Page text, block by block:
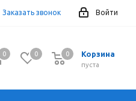
Войти
Заказать звонок
0 0 Корзина
0
пуста
0